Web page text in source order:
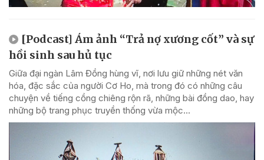
[Podcast] Ám ảnh “Trả nợ xương cốt” và sự
hồi sinh sau hủ tục
Giữa đại ngàn Lâm Đồng hùng vĩ, nơi lưu giữ những nét văn
hóa, đặc sắc của người Cơ Ho, mà trong đó có những câu
chuyện về tiếng cồng chiêng rộn rã, những bài đồng dao, hay
những bộ trang phục truyền thống vừa mộc...